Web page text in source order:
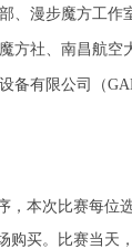
、漫步魔方工作
方社 、南昌航
备有限公司（
，本次比赛每位
购买。比赛当天